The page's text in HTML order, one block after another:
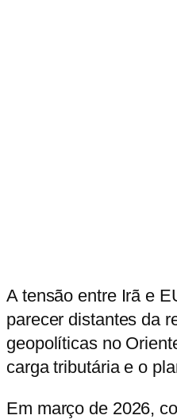
A tensão entre Irã e
parecer distantes da
geopolíticas no
carga tributária e o
Em março de 2026,